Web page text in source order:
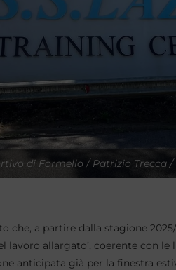
di Formello / Patrizio Trecca /
che, a partire dalla stagione
lavoro allargato’, coerente con
anticipata già per la finestra